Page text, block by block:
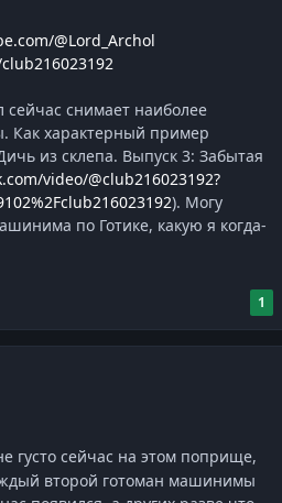
@Lord_Archol
сейчас снимает наиболее
Как характерный пример
из склепа. Выпуск 3: Забытая
video/@club216023192?
). Могу
по Готике, какую я когда-
1
густо сейчас на этом поприще,
второй готоман машинимы